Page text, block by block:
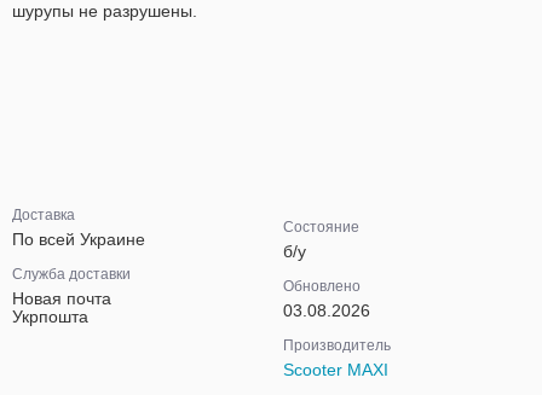
шурупы не разрушены.
Доставка
По всей Украине
Служба доставки
Новая почта
Укрпошта
Состояние
б/у
Обновлено
03.08.2026
Производитель
Scooter MAXI